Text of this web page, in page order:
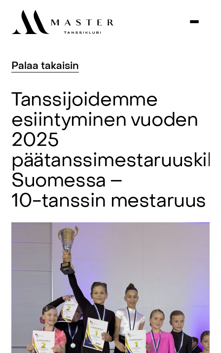
Palaa takaisin
Tanssijoidemme
esiintyminen vuoden
2025
Suomessa –
10-tanssin mestaruus